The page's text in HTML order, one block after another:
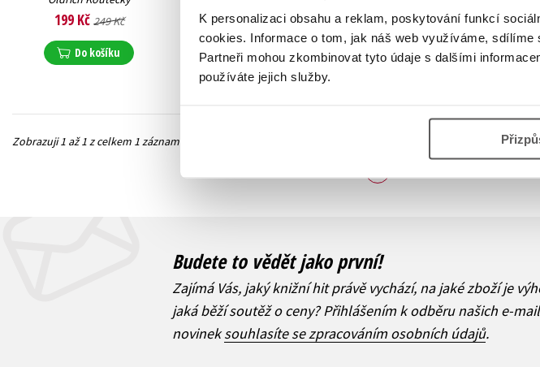
K personalizaci obsahu a reklam, poskytování funkcí
cookies. Informace o tom, jak náš web využíváme,
Partneři mohou zkombinovat tyto údaje s dalšími
používáte jejich služby.
199 Kč 249 Kč
Do košíku
Zobrazuji 1 až 1 z celkem 1 záznamů
Budete to vědět jako první!
Zajímá Vás, jaký knižní hit právě vychází, na jaké zboží je
jaká běží soutěž o ceny? Přihlášením k odběru našich e-
novineksouhlasíte se zpracováním osobních údajů.